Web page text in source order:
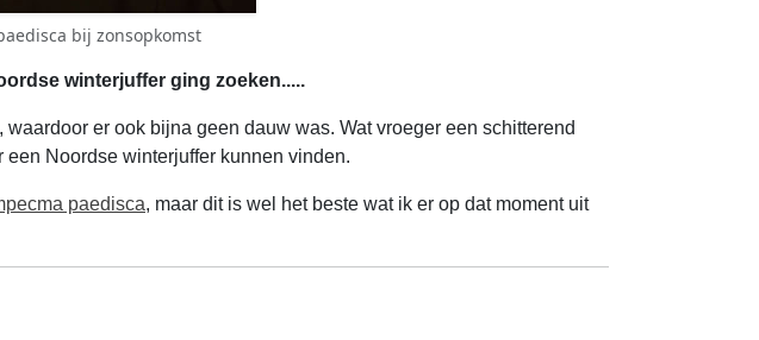
bij zonsopkomst
winterjuffer ging zoeken.....
er ook bijna geen dauw was. Wat vroeger een schitterend
Noordse winterjuffer kunnen vinden.
paedisca, maar dit is wel het beste wat ik er op dat moment uit